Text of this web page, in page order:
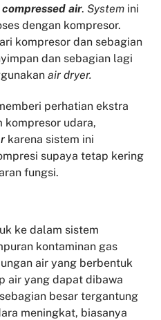
air.System ini
dengan kompresor.
kompresor dan sebagian
dan sebagian lagi
air dryer.
perhatian ekstra
kompresor udara,
karena sistem ini
supaya tetap kering
fungsi.
ke dalam sistem
kontaminan gas
air yang berbentuk
air yang dapat dibawa
besar tergantung
meningkat, biasanya